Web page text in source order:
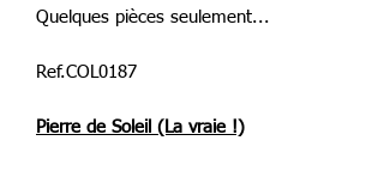
Quelques pièces seulement...
Ref.COL0187
Pierre de Soleil (La vraie !)